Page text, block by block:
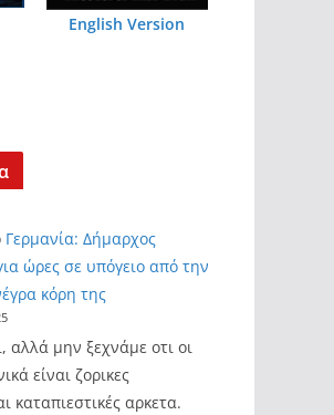
English Version
Γερμανία: Δήμαρχος
ώρες σε υπόγειο από την
κόρη της
μην ξεχνάμε οτι οι
είναι ζορικες
καταπιεστικές αρκετα.